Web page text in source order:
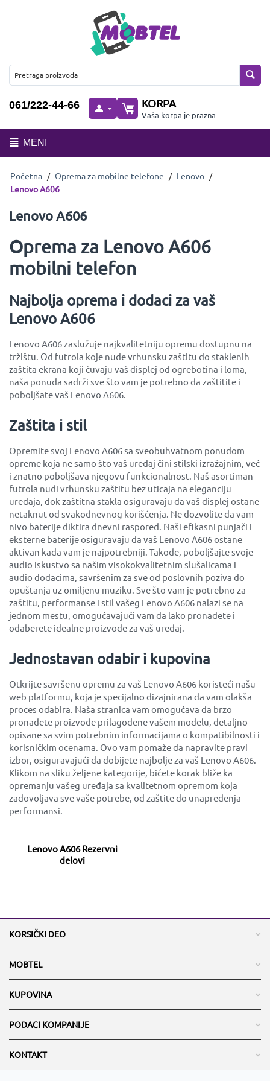
061/222-44-66 KORPA
Vaša korpa je prazna
MENI
Početna / Oprema za mobilne telefone / Lenovo /
Lenovo A606
Lenovo A606
Oprema za Lenovo A606
mobilni telefon
Najbolja oprema i dodaci za vaš
Lenovo A606
Lenovo A606 zaslužuje najkvalitetniju opremu dostupnu na
tržištu. Od futrola koje nude vrhunsku zaštitu do staklenih
zaštita ekrana koji čuvaju vaš displej od ogrebotina i loma,
naša ponuda sadrži sve što vam je potrebno da zaštitite i
poboljšate vaš Lenovo A606.
Zaštita i stil
Opremite svoj Lenovo A606 sa sveobuhvatnom ponudom
opreme koja ne samo što vaš uređaj čini stilski izražajnim, već
i znatno poboljšava njegovu funkcionalnost. Naš asortiman
futrola nudi vrhunsku zaštitu bez uticaja na eleganciju
uređaja, dok zaštitna stakla osiguravaju da vaš displej ostane
netaknut od svakodnevnog korišćenja. Ne dozvolite da vam
nivo baterije diktira dnevni raspored. Naši efikasni punjači i
eksterne baterije osiguravaju da vaš Lenovo A606 ostane
aktivan kada vam je najpotrebniji. Takođe, poboljšajte svoje
audio iskustvo sa našim visokokvalitetnim slušalicama i
audio dodacima, savršenim za sve od poslovnih poziva do
opuštanja uz omiljenu muziku. Sve što vam je potrebno za
zaštitu, performanse i stil vašeg Lenovo A606 nalazi se na
jednom mestu, omogućavajući vam da lako pronađete i
odaberete idealne proizvode za vaš uređaj.
Jednostavan odabir i kupovina
Otkrijte savršenu opremu za vaš Lenovo A606 koristeći našu
web platformu, koja je specijalno dizajnirana da vam olakša
proces odabira. Naša stranica vam omogućava da brzo
pronađete proizvode prilagođene vašem modelu, detaljno
opisane sa svim potrebnim informacijama o kompatibilnosti i
korisničkim ocenama. Ovo vam pomaže da napravite pravi
izbor, osiguravajući da dobijete najbolje za vaš Lenovo A606.
Klikom na sliku željene kategorije, bićete korak bliže ka
opremanju vašeg uređaja sa kvalitetnom opremom koja
zadovoljava sve vaše potrebe, od zaštite do unapređenja
performansi.
Lenovo A606 Rezervni
delovi
KORSIČKI DEO
MOBTEL
KUPOVINA
PODACI KOMPANIJE
KONTAKT